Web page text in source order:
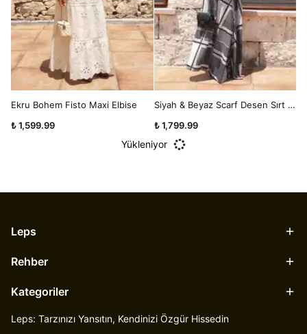
Ekru Bohem Fisto Maxi Elbise
₺ 1,599.99
Siyah & Beyaz Scarf Desen Sırt Dekolteli Asimetrik Elbise
₺ 1,799.99
Yükleniyor
Leps
Rehber
Kategoriler
Leps: Tarzınızı Yansıtın, Kendinizi Özgür Hissedin